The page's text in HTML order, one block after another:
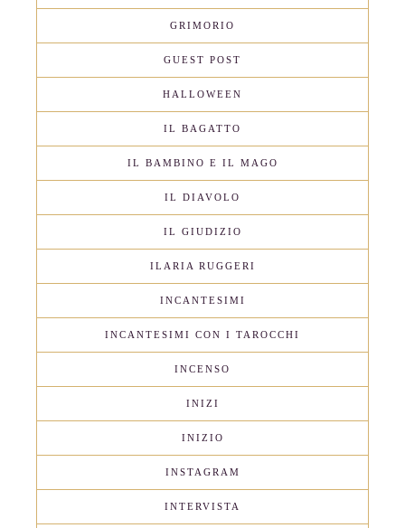
GRIMORIO
GUEST POST
HALLOWEEN
IL BAGATTO
IL BAMBINO E IL MAGO
IL DIAVOLO
IL GIUDIZIO
ILARIA RUGGERI
INCANTESIMI
INCANTESIMI CON I TAROCCHI
INCENSO
INIZI
INIZIO
INSTAGRAM
INTERVISTA